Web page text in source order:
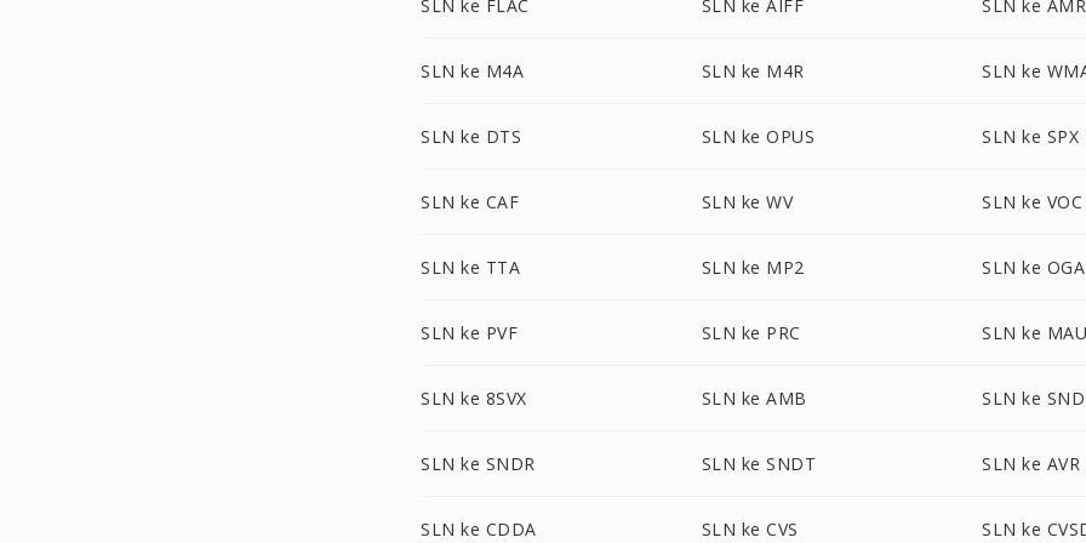
SLN ke FLAC SLN ke AIFF SLN ke AMR
SLN ke M4A SLN ke M4R SLN ke
SLN ke DTS SLN ke OPUS SLN ke SPX
SLN ke CAF SLN ke WV SLN ke VOC
SLN ke TTA SLN ke MP2 SLN ke OGA
SLN ke PVF SLN ke PRC SLN ke
SLN ke 8SVX SLN ke AMB SLN ke SND
SLN ke SNDR SLN ke SNDT SLN ke AVR
SLN ke CDDA SLN ke CVS SLN ke